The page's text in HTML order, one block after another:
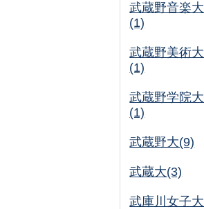
武蔵野音楽大
(1)
武蔵野美術大
(1)
武蔵野学院大
(1)
武蔵野大(9)
武蔵大(3)
武庫川女子大